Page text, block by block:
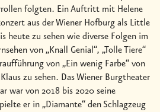
folgten. Ein Auftritt mit Helene
aus der Wiener Hofburg als Little
heute zu sehen wie diverse Folgen im
von „Knall Genial“, „Tolle Tiere“
von „Ein wenig Farbe“ von
zu sehen. Das Wiener Burgtheater
war von 2018 bis 2020 seine
er in „Diamante“ den Schlagzeug